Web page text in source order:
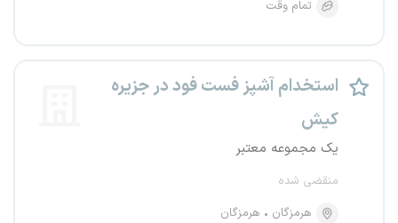
تمام وقت
استخدام آشپز فست فود در جزیره
کیش
یک مجموعه معتبر
منقضی شده
هرمزگان
هرمزگان